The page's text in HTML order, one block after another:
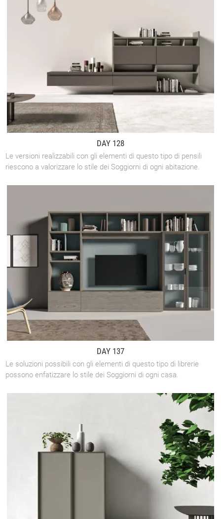
DAY 128
Le versioni realizzabili con gli elementi di questo tipo di pensili
riescono a valorizzare lo stile dei Soggiorni di ogni abitazione.
DAY 137
Le soluzioni possibili con gli elementi di questo tipo di librerie
possono enfatizzare lo stile dei Soggiorni di ogni casa.